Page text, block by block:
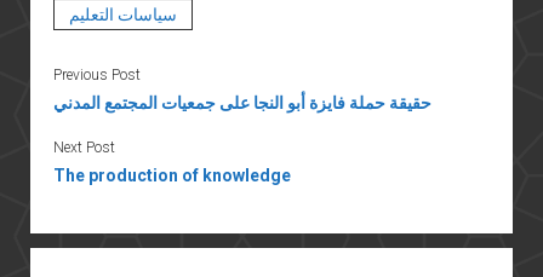
سياسات التعليم
Previous Post
حقيقة حملة فايزة أبو النجا على جمعيات المجتمع المدني
Next Post
The production of knowledge